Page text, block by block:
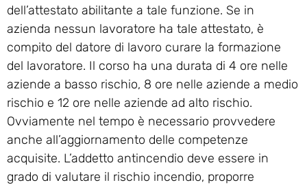
dell’attestato abilitante a tale funzione. Se in
azienda nessun lavoratore ha tale attestato, è
compito del datore di lavoro curare la formazione
del lavoratore. Il corso ha una durata di 4 ore nelle
aziende a basso rischio, 8 ore nelle aziende a medio
rischio e 12 ore nelle aziende ad alto rischio.
Ovviamente nel tempo è necessario provvedere
anche all’aggiornamento delle competenze
acquisite. L’addetto antincendio deve essere in
grado di valutare il rischio incendio, proporre